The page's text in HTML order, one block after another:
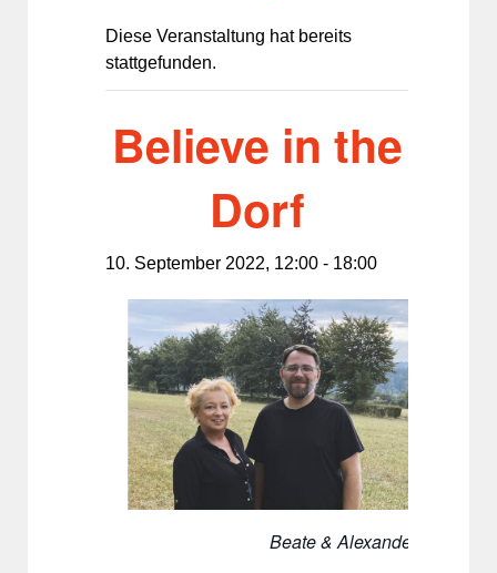
Diese Veranstaltung hat bereits
stattgefunden.
Believe in the
Dorf
10. September 2022, 12:00 - 18:00
Beate & Alexander Mack